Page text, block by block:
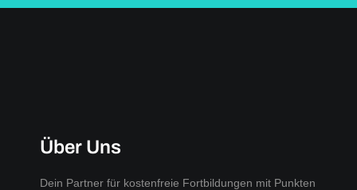
Über Uns
Dein Partner für kostenfreie Fortbildungen mit Punkten